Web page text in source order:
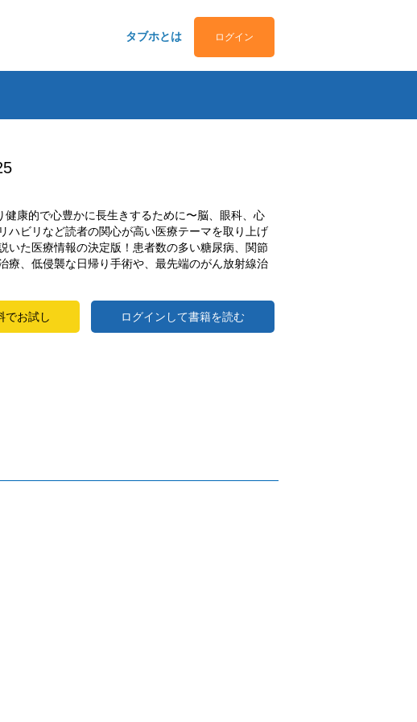
タブホとは ログイン
健康的で心豊かに長生きするために〜脳、眼科、心
ハビリなど読者の関心が高い医療テーマを取り上げ
いた医療情報の決定版！患者数の多い糖尿病、関節
療、低侵襲な日帰り手術や、最先端のがん放射線治
でお試し ログインして書籍を読む